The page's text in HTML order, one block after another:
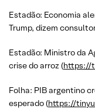
Estadão: Economia
Trump, dizem
Estadão: Ministro da
crise do arroz (https://
Folha: PIB argentino
esperado (https://